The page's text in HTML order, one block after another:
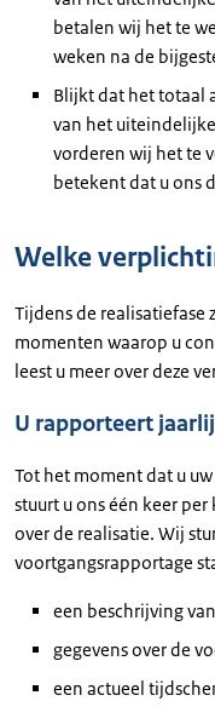
betalen wij het te
weken na de
Blijkt dat het totaal
van het
vorderen wij het te
betekent dat u ons
Welke
Tijdens de realisatiefase
momenten waarop u
leest u meer over deze
U rapporteert
Tot het moment dat u
stuurt u ons één keer
over de realisatie. Wij
voortgangsrapportage
een beschrijving
gegevens over de
een actueel